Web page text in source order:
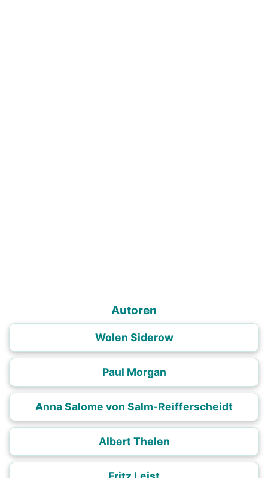
Autoren
Wolen Siderow
Paul Morgan
Anna Salome von Salm-Reifferscheidt
Albert Thelen